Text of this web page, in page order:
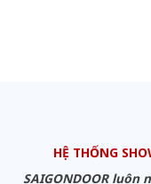
HỆ THỐNG
SAIGONDOOR luôn